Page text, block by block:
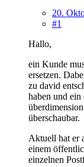
20.
#1
Hallo,
ein Kunde
ersetzen.
zu david
haben und
überschaubar.
Aktuell hat er
einem
einzelnen